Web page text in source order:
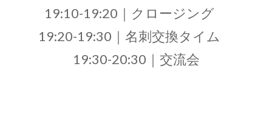
19:10-19:20｜クロージング
19:20-19:30｜名刺交換タイム
19:30-20:30｜交流会